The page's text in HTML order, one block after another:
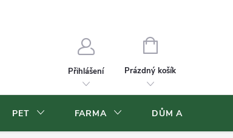
Přihlášení
NÁKUPNÍ
Prázdný košík
PET FARMA DŮM A ZAHRADA